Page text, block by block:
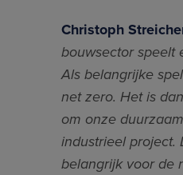
Christoph
bouwsector speelt
Als belangrijke
net zero. Het is
om onze
industrieel project.
belangrijk voor de